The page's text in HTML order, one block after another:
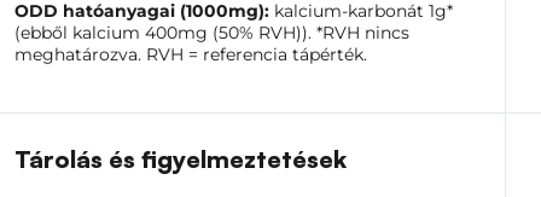
tartósságukat és a mechanikai igénybevételnek
ellenálló képességüket. Elegendő kalcium hiányában a
csontok és a fogak elveszítenék stabilitásukat és
kulcsfontosságú szerepet tölt be. Az idegrendszerben
ODD hatóanyagai (1000mg): kalcium-karbonát 1g*
(ebből kalcium 400mg (50% RVH)). *RVH nincs
meghatározva. RVH = referencia tápérték.
Tárolás és figyelmeztetések